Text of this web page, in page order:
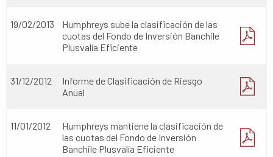
19/02/2013
Humphreys sube la clasificación de las
cuotas del Fondo de Inversión Banchile
Plusvalía Eficiente
31/12/2012
Informe de Clasificación de Riesgo
Anual
11/01/2012
Humphreys mantiene la clasificación de
las cuotas del Fondo de Inversión
Banchile Plusvalía Eficiente